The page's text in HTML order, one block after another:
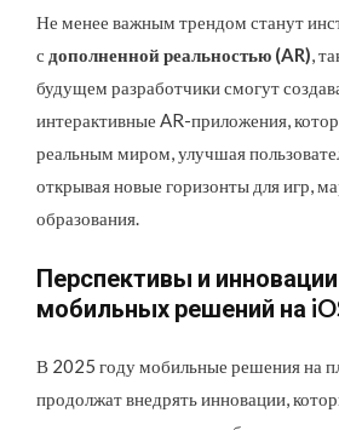
Не менее важным трендом станут
с дополненной реальностью (AR),
будущем разработчики смогут
интерактивные AR-приложения,
реальным миром, улучшая
открывая новые горизонты для игр,
образования.
Перспективы и
мобильных решений на
В 2025 году мобильные решения на
продолжат внедрять инновации,